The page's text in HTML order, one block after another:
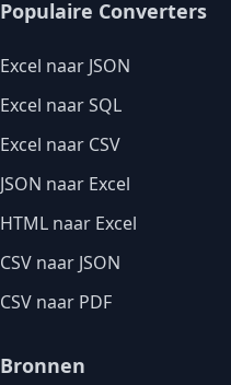
Populaire Converters
Excel naar JSON
Excel naar SQL
Excel naar CSV
JSON naar Excel
HTML naar Excel
CSV naar JSON
CSV naar PDF
Bronnen